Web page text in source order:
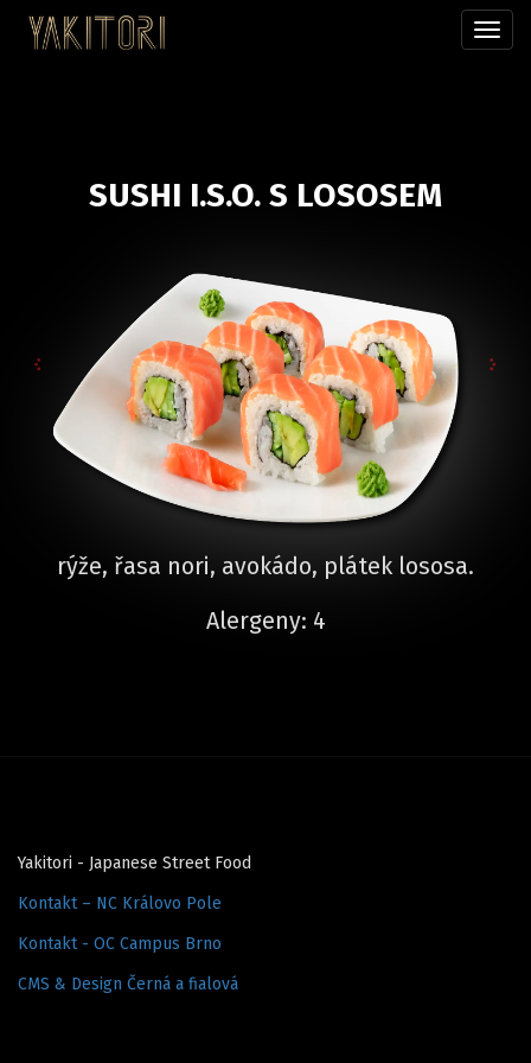
menu
SUSHI I.S.O. S LOSOSEM
rýže, řasa nori, avokádo, plátek lososa.
Alergeny: 4
Yakitori - Japanese Street Food
Kontakt – NC Královo Pole
Kontakt - OC Campus Brno
CMS & Design Černá a fialová